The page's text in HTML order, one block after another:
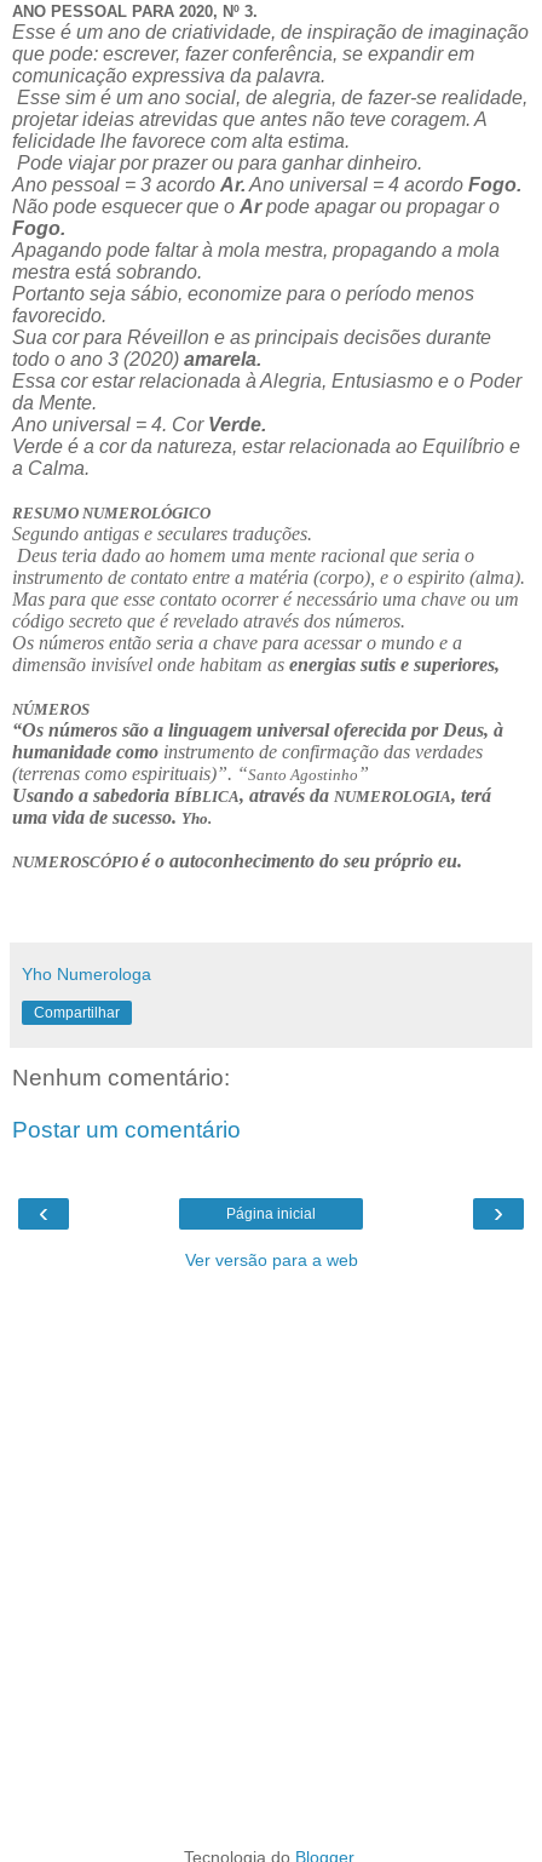
ANO PESSOAL PARA 2020, Nº 3.
Esse é um ano de criatividade, de inspiração de imaginação
que pode: escrever, fazer conferência, se expandir em
comunicação expressiva da palavra.
Esse sim é um ano social, de alegria, de fazer-se realidade,
projetar ideias atrevidas que antes não teve coragem. A
felicidade lhe favorece com alta estima.
Pode viajar por prazer ou para ganhar dinheiro.
Ano pessoal = 3 acordo Ar. Ano universal = 4 acordo Fogo.
Não pode esquecer que o Arpode apagar ou propagar o
Fogo.
Apagando pode faltar à mola mestra, propagando a mola
mestra está sobrando.
Portanto seja sábio, economize para o período menos
favorecido.
Sua cor para Réveillon e as principais decisões durante
todo o ano 3 (2020) amarela.
Essa cor estar relacionada à Alegria, Entusiasmo e o Poder
da Mente.
Ano universal = 4. Cor Verde.
Verde é a cor da natureza, estar relacionada ao Equilíbrio e
a Calma.
RESUMO NUMEROLÓGICO
Segundo antigas e seculares traduções.
Deus teria dado ao homem uma mente racional que seria o
instrumento de contato entre a matéria (corpo), e o espirito (alma).
Mas para que esse contato ocorrer é necessário uma chave ou um
código secreto que é revelado através dos números.
Os números então seria a chave para acessar o mundo e a
dimensão invisível onde habitam as energias sutis e superiores,
NÚMEROS
“Os números são a linguagem universal oferecida por Deus, à
humanidade como instrumento de confirmação das verdades
(terrenas como espirituais)”. “Santo Agostinho ”
Usando a sabedoria BÍBLICA, através da NUMEROLOGIA, terá
uma vida de sucesso. Yho.
NUMEROSCÓPIO é o autoconhecimento do seu próprio eu.
Yho Numerologa
Compartilhar
Nenhum comentário:
Postar um comentário
‹ ›
Página inicial
Ver versão para a web
Tecnologia do Blogger.